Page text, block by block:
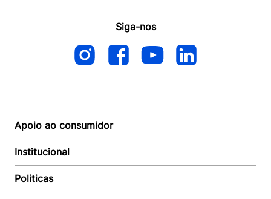
Siga-nos
Apoio ao consumidor
Autoatendimento
Suporte e reparo
Acompanhar Entrega
Institucional
Quem somos
Revendedor
Politicas